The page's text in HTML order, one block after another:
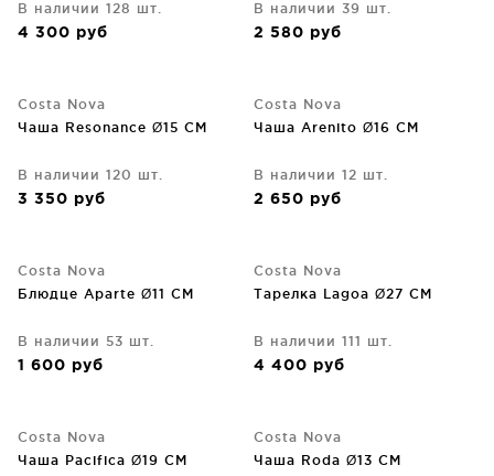
В наличии 128 шт.
4 300 руб
В наличии 39 шт.
2 580 руб
Costa Nova
Чаша Resonance Ø15 CM
В наличии 120 шт.
3 350 руб
Costa Nova
Чаша Arenito Ø16 CM
В наличии 12 шт.
2 650 руб
Costa Nova
Блюдце Aparte Ø11 CM
В наличии 53 шт.
1 600 руб
Costa Nova
Тарелка Lagoa Ø27 CM
В наличии 111 шт.
4 400 руб
Costa Nova
Чаша Pacifica Ø19 СМ
Costa Nova
Чаша Roda Ø13 CM